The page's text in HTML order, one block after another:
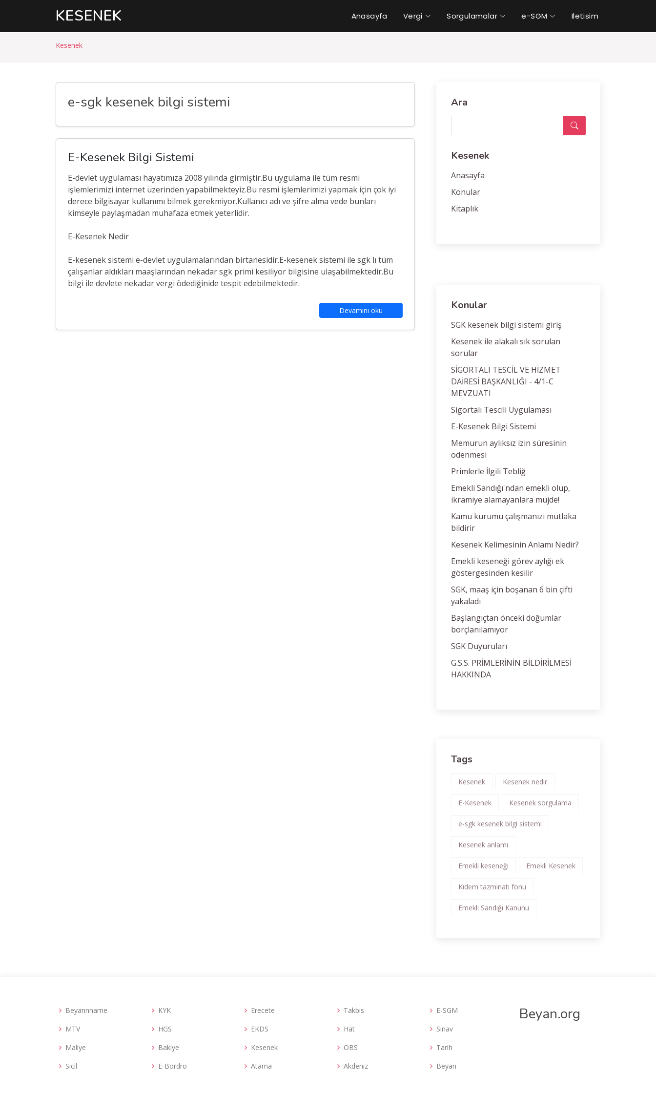
KESENEK Anasayfa Vergi Sorgulamalar e-SGM Iletisim
Kesenek
e-sgk kesenek bilgi sistemi
E-Kesenek Bilgi Sistemi
E-devlet uygulaması hayatımıza 2008 yılında girmiştir.Bu uygulama ile tüm resmi
işlemlerimizi internet üzerinden yapabilmekteyiz.Bu resmi işlemlerimizi yapmak için çok iyi
derece bilgisayar kullanımı bilmek gerekmiyor.Kullanıcı adı ve şifre alma vede bunları
kimseyle paylaşmadan muhafaza etmek yeterlidir.
E-Kesenek Nedir
E-kesenek sistemi e-devlet uygulamalarından birtanesidir.E-kesenek sistemi ile sgk lı tüm
çalışanlar aldıkları maaşlarından nekadar sgk primi kesiliyor bilgisine ulaşabilmektedir.Bu
bilgi ile devlete nekadar vergi ödediğinide tespit edebilmektedir.
Devamını oku
Ara
Kesenek
Anasayfa
Konular
Kitaplık
Konular
SGK kesenek bilgi sistemi giriş
Kesenek ile alakalı sık sorulan
sorular
SİGORTALI TESCİL VE HİZMET
DAİRESİ BAŞKANLIĞI - 4/1-C
MEVZUATI
Sigortalı Tescili Uygulaması
E-Kesenek Bilgi Sistemi
Memurun aylıksız izin süresinin
ödenmesi
Primlerle İlgili Tebliğ
Emekli Sandığı'ndan emekli olup,
ikramiye alamayanlara müjde!
Kamu kurumu çalışmanızı mutlaka
bildirir
Kesenek Kelimesinin Anlamı Nedir?
Emekli keseneği görev aylığı ek
göstergesinden kesilir
SGK, maaş için boşanan 6 bin çifti
yakaladı
Başlangıçtan önceki doğumlar
borçlanılamıyor
SGK Duyuruları
G.S.S. PRİMLERİNİN BİLDİRİLMESİ
HAKKINDA
Tags
Kesenek Kesenek nedir
E-Kesenek Kesenek sorgulama
e-sgk kesenek bilgi sistemi
Kesenek anlamı
Emekli keseneği Emekli Kesenek
Kıdem tazminatı fonu
Emekli Sandığı Kanunu
Beyannname
MTV
Maliye
Sicil
KYK
HGS
Bakiye
E-Bordro
Erecete
EKDS
Kesenek
Atama
Takbis
Hat
ÖBS
Akdeniz
E-SGM
Sınav
Tarih
Beyan
Beyan.org